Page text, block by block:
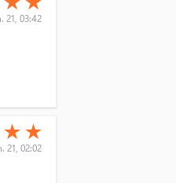
21, 03:42
(*)
★ (*)
★
21, 02:02